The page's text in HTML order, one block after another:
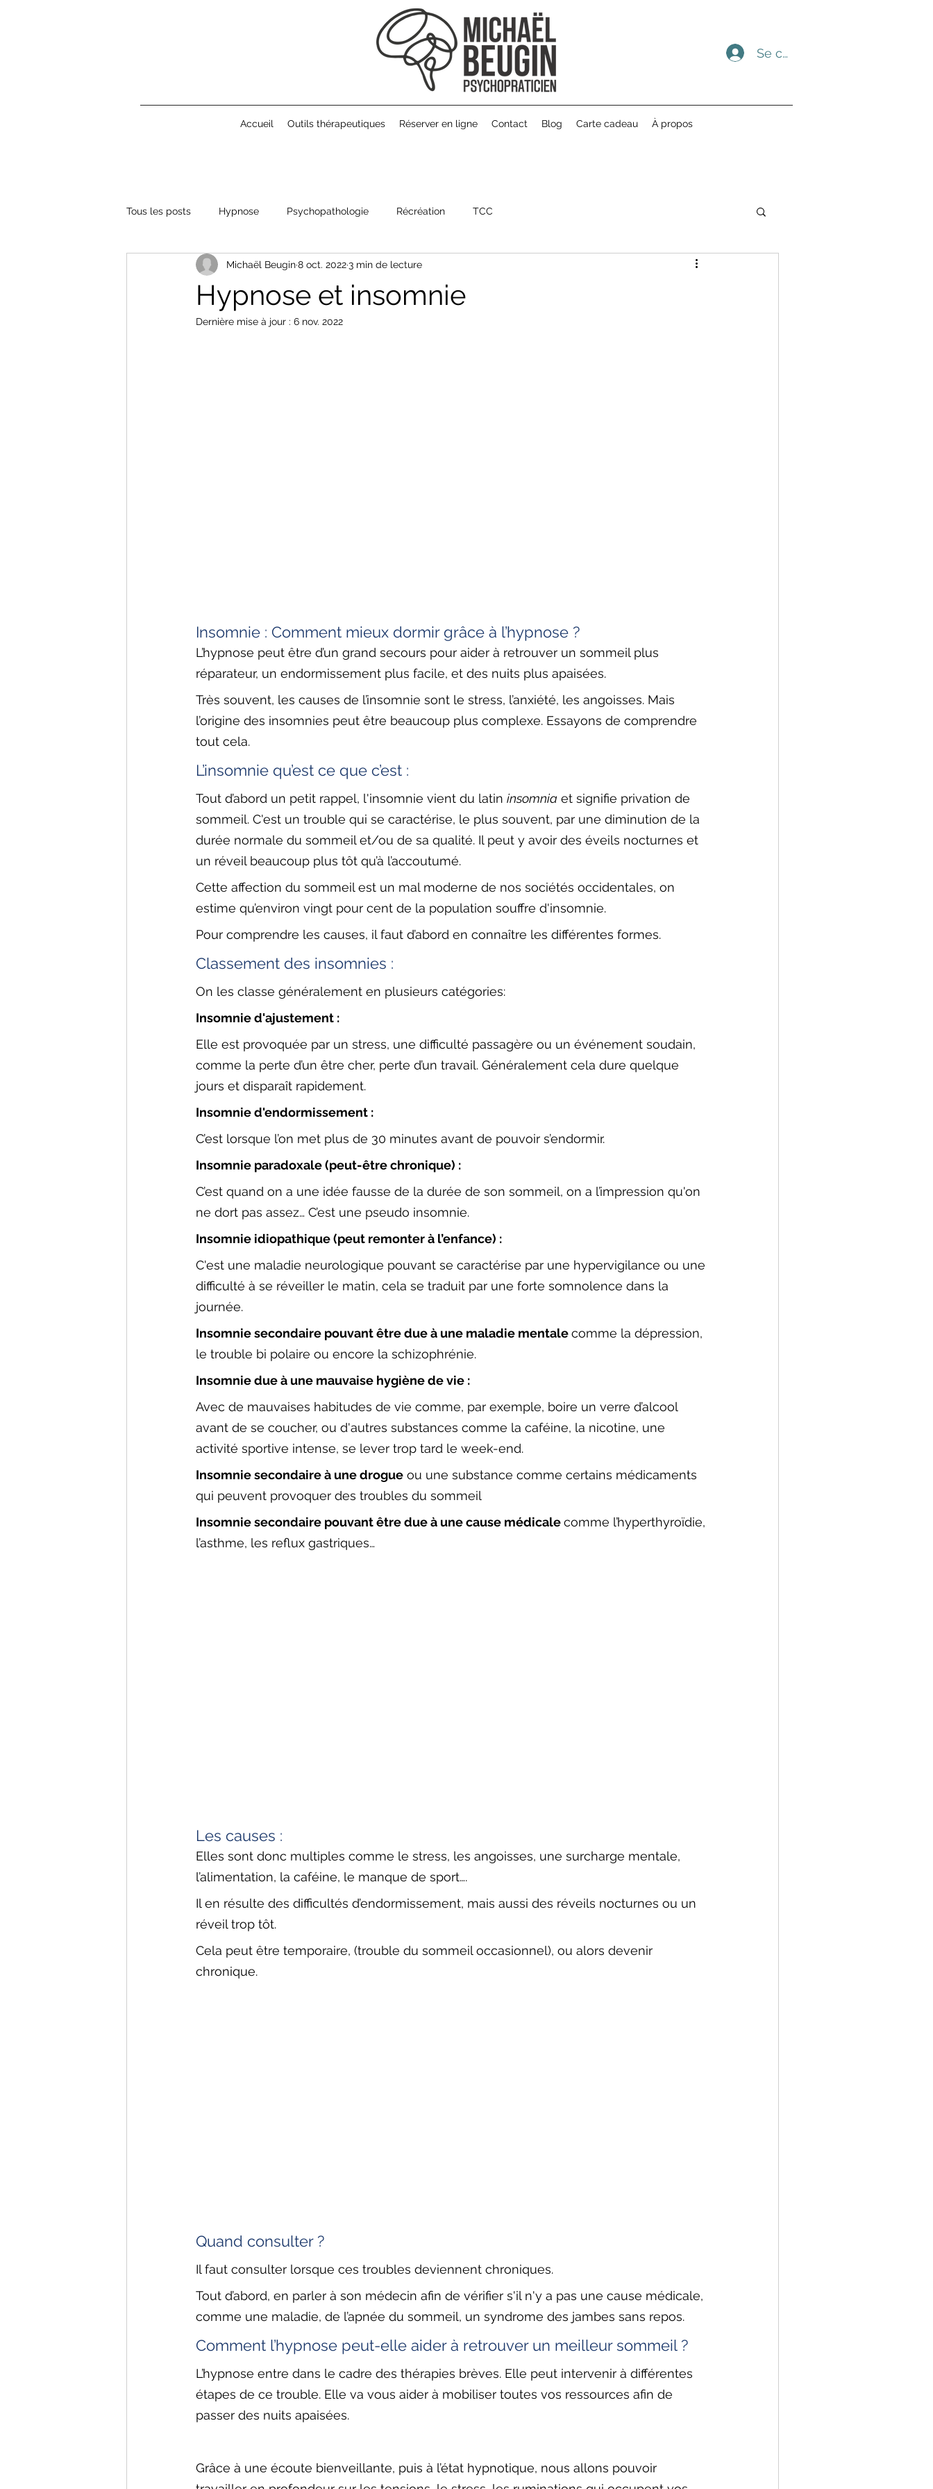
Se connecter
Accueil Outils thérapeutiques Réserver en ligne Contact Blog Carte cadeau À propos
Tous les posts Hypnose Psychopathologie Récréation TCC
Hypnose et insomnie
Michaël Beugin8 oct. 20223 min de lecture
Dernière mise à jour : 6 nov. 2022
Insomnie : Comment mieux dormir grâce à l’hypnose ?
L’hypnose peut être d’un grand secours pour aider à retrouver un sommeil plus
réparateur, un endormissement plus facile, et des nuits plus apaisées.
Très souvent, les causes de l’insomnie sont le stress, l’anxiété, les angoisses. Mais
l’origine des insomnies peut être beaucoup plus complexe. Essayons de comprendre
tout cela.
L’insomnie qu’est ce que c’est :
Tout d’abord un petit rappel, l'insomnie vient du latin insomnia et signifie privation de
sommeil. C'est un trouble qui se caractérise, le plus souvent, par une diminution de la
durée normale du sommeil et/ou de sa qualité. Il peut y avoir des éveils nocturnes et
un réveil beaucoup plus tôt qu’à l’accoutumé.
Cette affection du sommeil est un mal moderne de nos sociétés occidentales, on
estime qu’environ vingt pour cent de la population souffre d'insomnie.
Pour comprendre les causes, il faut d’abord en connaître les différentes formes.
Classement des insomnies :
On les classe généralement en plusieurs catégories:
Insomnie d'ajustement :
Elle est provoquée par un stress, une difficulté passagère ou un événement soudain,
comme la perte d’un être cher, perte d’un travail. Généralement cela dure quelque
jours et disparaît rapidement.
Insomnie d'endormissement :
C’est lorsque l’on met plus de 30 minutes avant de pouvoir s’endormir.
Insomnie paradoxale (peut-être chronique) :
C’est quand on a une idée fausse de la durée de son sommeil, on a l’impression qu'on
ne dort pas assez… C’est une pseudo insomnie.
Insomnie idiopathique (peut remonter à l’enfance) :
C'est une maladie neurologique pouvant se caractérise par une hypervigilance ou une
difficulté à se réveiller le matin, cela se traduit par une forte somnolence dans la
journée.
Insomnie secondaire pouvant être due à une maladie mentale comme la dépression,
le trouble bi polaire ou encore la schizophrénie.
Insomnie due à une mauvaise hygiène de vie :
Avec de mauvaises habitudes de vie comme, par exemple, boire un verre d’alcool
avant de se coucher, ou d'autres substances comme la caféine, la nicotine, une
activité sportive intense, se lever trop tard le week-end.
Insomnie secondaire à une drogue ou une substance comme certains médicaments
qui peuvent provoquer des troubles du sommeil
Insomnie secondaire pouvant être due à une cause médicale comme l’hyperthyroïdie,
l’asthme, les reflux gastriques…
Les causes :
Elles sont donc multiples comme le stress, les angoisses, une surcharge mentale,
l’alimentation, la caféine, le manque de sport….
Il en résulte des difficultés d’endormissement, mais aussi des réveils nocturnes ou un
réveil trop tôt.
Cela peut être temporaire, (trouble du sommeil occasionnel), ou alors devenir
chronique.
Quand consulter ?
Il faut consulter lorsque ces troubles deviennent chroniques.
Tout d’abord, en parler à son médecin afin de vérifier s'il n'y a pas une cause médicale,
comme une maladie, de l’apnée du sommeil, un syndrome des jambes sans repos.
Comment l’hypnose peut-elle aider à retrouver un meilleur sommeil ?
L’hypnose entre dans le cadre des thérapies brèves. Elle peut intervenir à différentes
étapes de ce trouble. Elle va vous aider à mobiliser toutes vos ressources afin de
passer des nuits apaisées.
Grâce à une écoute bienveillante, puis à l’état hypnotique, nous allons pouvoir